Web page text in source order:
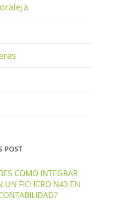
POST
COMO INTEGRAR
UN FICHERO N43 EN